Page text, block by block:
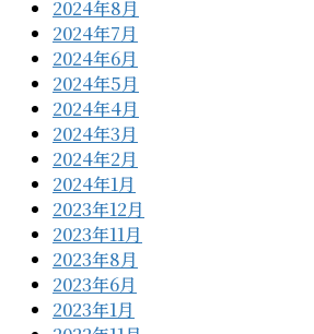
2024年8月
2024年7月
2024年6月
2024年5月
2024年4月
2024年3月
2024年2月
2024年1月
2023年12月
2023年11月
2023年8月
2023年6月
2023年1月